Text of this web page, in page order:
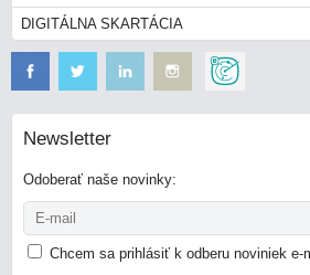
DIGITÁLNA SKARTÁCIA
Newsletter
Odoberať naše novinky:
Chcem sa prihlásiť k odberu noviniek e-